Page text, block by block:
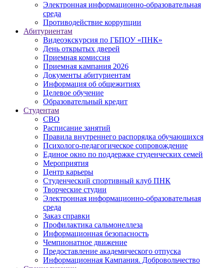
Электронная информационно-образовательная
среда
Противодействие коррупции
Абитуриентам
Видеоэкскурсия по ГБПОУ «ПНК»
День открытых дверей
Приемная комиссия
Приемная кампания 2026
Дoкументы абитуриентам
Информация об общежитиях
Целевое обучение
Образовательный кредит
Студентам
СВО
Расписание занятий
Правила внутреннего распорядка обучающихся
Психолого-педагогическое сопровождение
Единое окно по поддержке студенческих семей
Мероприятия
Центр карьеры
Студенческий спортивный клуб ПНК
Творческие студии
Электронная информационно-образовательная
среда
Заказ справки
Профилактика сальмонеллеза
Информационная безопасность
Чемпионатное движение
Предоставление академического отпуска
Информационная Кампания. Добровольчество